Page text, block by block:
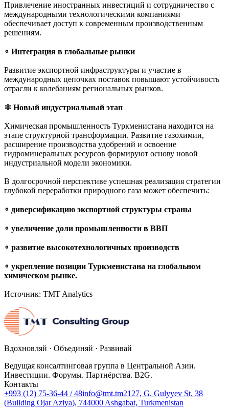
Привлечение иностранных инвестиций и сотрудничество с
международными технологическими компаниями
обеспечивает доступ к современным производственным
решениям.
∘ Интеграция в глобальные рынки
Развитие экспортной инфраструктуры и участие в
международных цепочках поставок повышают устойчивость
отрасли к колебаниям региональных рынков.
⚛︎ Новый индустриальный этап
Химическая промышленность Туркменистана находится на
этапе структурной трансформации. Развитие газохимии,
расширение производства удобрений и освоение
гидроминеральных ресурсов формируют основу новой
индустриальной модели экономики.
В долгосрочной перспективе успешная реализация стратегии
глубокой переработки природного газа может обеспечить:
∘ диверсификацию экспортной структуры страны
∘ увеличение доли промышленности в ВВП
∘ развитие высокотехнологичных производств
∘ укрепление позиции Туркменистана на глобальном
химическом рынке.
Источник: TMT Analytics
Вдохновляй · Объединяй · Развивай
Ведущая консалтинговая группа в Центральной Азии.
Инвестиции. Форумы. Партнёрства. B2G.
Контакты
+993 (12) 75-36-44 / 48info@tmt.tm2127, G. Gulyyev St. 38
(Building Ojar Aziya), 744000 Ashgabat, Turkmenistan